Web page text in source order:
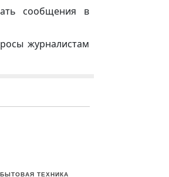
сообщения в
журналистам
БЫТОВАЯ ТЕХНИКА